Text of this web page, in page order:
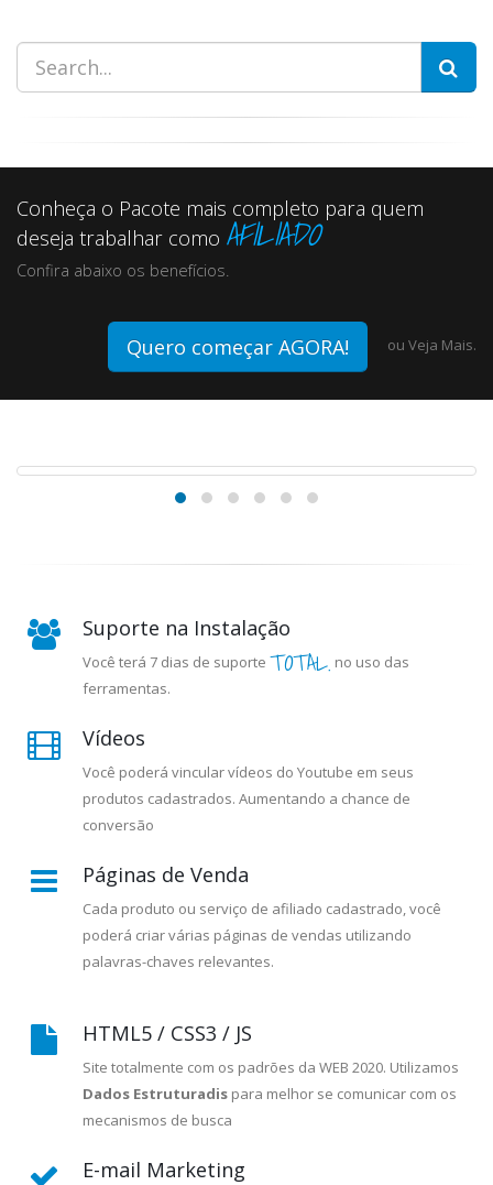
Conheça o Pacote mais completo para quem
deseja trabalhar como AFILIADO
Confira abaixo os benefícios.
Quero começar AGORA! ou Veja Mais.
Google
Suporte na Instalação
Você terá 7 dias de suporte TOTAL. no uso das
ferramentas.
Vídeos
Você poderá vincular vídeos do Youtube em seus
produtos cadastrados. Aumentando a chance de
conversão
Páginas de Venda
Cada produto ou serviço de afiliado cadastrado, você
poderá criar várias páginas de vendas utilizando
palavras-chaves relevantes.
HTML5 / CSS3 / JS
Site totalmente com os padrões da WEB 2020. Utilizamos
Dados Estruturadis para melhor se comunicar com os
mecanismos de busca
E-mail Marketing